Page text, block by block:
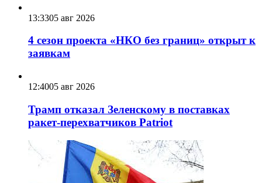
13:3305 авг 2026
4 сезон проекта «НКО без границ» открыт к
заявкам
12:4005 авг 2026
Трамп отказал Зеленскому в поставках
ракет-перехватчиков Patriot